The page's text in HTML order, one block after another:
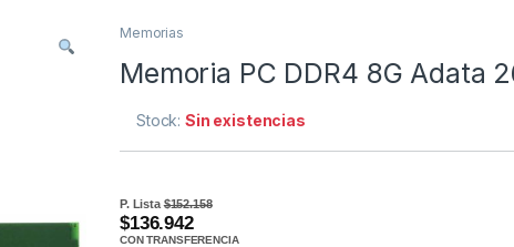
Memorias
Memoria PC DDR4 8G Adata
Stock:Sin existencias
P. Lista$152.158
$136.942
CON TRANSFERENCIA